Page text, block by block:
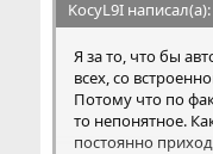
KocyL9I написал(а):
Я за то, что бы
всех, со
Потому что по
то непонятное.
постоянно